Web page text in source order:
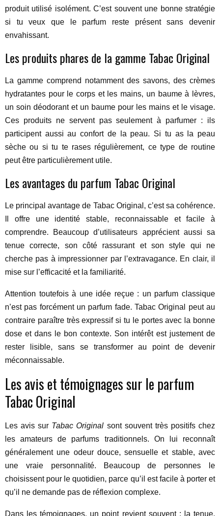
produit utilisé isolément. C’est souvent une bonne stratégie
si tu veux que le parfum reste présent sans devenir
envahissant.
Les produits phares de la gamme Tabac Original
La gamme comprend notamment des savons, des crèmes
hydratantes pour le corps et les mains, un baume à lèvres,
un soin déodorant et un baume pour les mains et le visage.
Ces produits ne servent pas seulement à parfumer : ils
participent aussi au confort de la peau. Si tu as la peau
sèche ou si tu te rases régulièrement, ce type de routine
peut être particulièrement utile.
Les avantages du parfum Tabac Original
Le principal avantage de Tabac Original, c’est sa cohérence.
Il offre une identité stable, reconnaissable et facile à
comprendre. Beaucoup d’utilisateurs apprécient aussi sa
tenue correcte, son côté rassurant et son style qui ne
cherche pas à impressionner par l’extravagance. En clair, il
mise sur l’efficacité et la familiarité.
Attention toutefois à une idée reçue : un parfum classique
n’est pas forcément un parfum fade. Tabac Original peut au
contraire paraître très expressif si tu le portes avec la bonne
dose et dans le bon contexte. Son intérêt est justement de
rester lisible, sans se transformer au point de devenir
méconnaissable.
Les avis et témoignages sur le parfum
Tabac Original
Les avis sur Tabac Original sont souvent très positifs chez
les amateurs de parfums traditionnels. On lui reconnaît
généralement une odeur douce, sensuelle et stable, avec
une vraie personnalité. Beaucoup de personnes le
choisissent pour le quotidien, parce qu’il est facile à porter et
qu’il ne demande pas de réflexion complexe.
Dans les témoignages, un point revient souvent : la tenue.